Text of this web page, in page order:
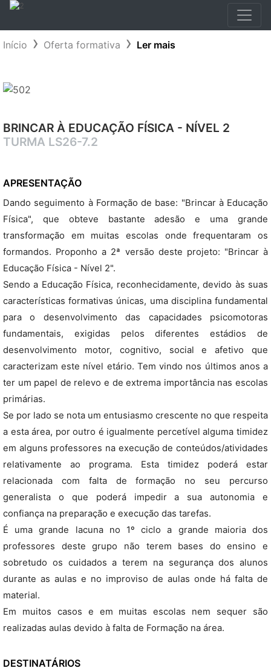
Início Oferta formativa Ler mais
BRINCAR À EDUCAÇÃO FÍSICA - NÍVEL 2
TURMA LS26-7.2
APRESENTAÇÃO
Dando seguimento à Formação de base: "Brincar à Educação
Física", que obteve bastante adesão e uma grande
transformação em muitas escolas onde frequentaram os
formandos. Proponho a 2ª versão deste projeto: "Brincar à
Educação Física - Nível 2".
Sendo a Educação Física, reconhecidamente, devido às suas
características formativas únicas, uma disciplina fundamental
para o desenvolvimento das capacidades psicomotoras
fundamentais, exigidas pelos diferentes estádios de
desenvolvimento motor, cognitivo, social e afetivo que
caracterizam este nível etário. Tem vindo nos últimos anos a
ter um papel de relevo e de extrema importância nas escolas
primárias.
Se por lado se nota um entusiasmo crescente no que respeita
a esta área, por outro é igualmente percetível alguma timidez
em alguns professores na execução de conteúdos/atividades
relativamente ao programa. Esta timidez poderá estar
relacionada com falta de formação no seu percurso
generalista o que poderá impedir a sua autonomia e
confiança na preparação e execução das tarefas.
É uma grande lacuna no 1º ciclo a grande maioria dos
professores deste grupo não terem bases do ensino e
sobretudo os cuidados a terem na segurança dos alunos
durante as aulas e no improviso de aulas onde há falta de
material.
Em muitos casos e em muitas escolas nem sequer são
realizadas aulas devido à falta de Formação na área.
DESTINATÁRIOS